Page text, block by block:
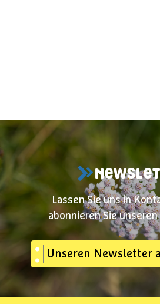
Lassen Sie uns in
abonnieren Sie
Unseren Newsletter